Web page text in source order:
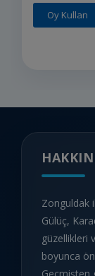
Oy Kullan
Zonguldak
Gülüç,
güzellikleri
boyunca
Geçmişten